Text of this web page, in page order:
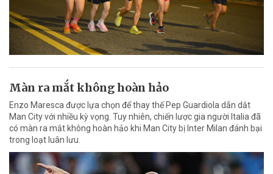
Màn ra mắt không hoàn hảo
Enzo Maresca được lựa chọn để thay thế Pep Guardiola dẫn dắt
Man City với nhiều kỳ vọng. Tuy nhiên, chiến lược gia người Italia đã
có màn ra mắt không hoàn hảo khi Man City bị Inter Milan đánh bại
trong loạt luân lưu.